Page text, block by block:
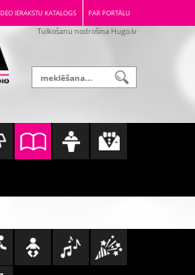
IERAKSTU KATALOGS PAR PORTĀLU
Tulkošanu nodrošina Hugo.lv